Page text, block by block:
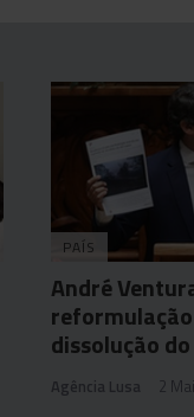
PAÍS
André
dissolução
Agência Lusa 2